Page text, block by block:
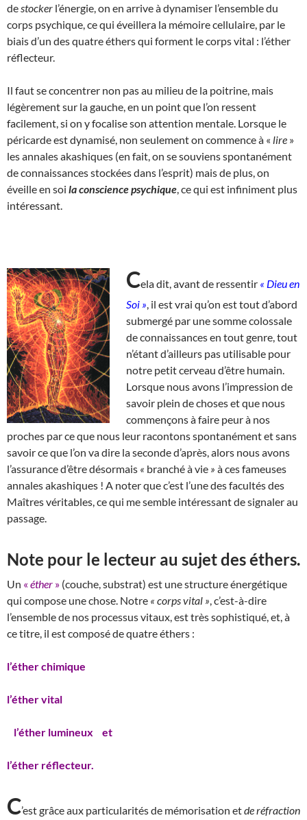
de stocker l’énergie, on en arrive à dynamiser l’ensemble du
corps psychique, ce qui éveillera la mémoire cellulaire, par le
biais d’un des quatre éthers qui forment le corps vital : l’éther
réflecteur.
Il faut se concentrer non pas au milieu de la poitrine, mais
légèrement sur la gauche, en un point que l’on ressent
facilement, si on y focalise son attention mentale. Lorsque le
péricarde est dynamisé, non seulement on commence à « lire »
les annales akashiques (en fait, on se souviens spontanément
de connaissances stockées dans l’esprit) mais de plus, on
éveille en soi la conscience psychique , ce qui est infiniment plus
intéressant.
Cela dit , avant de ressentir « Dieu en
Soi » , il est vrai qu’on est tout d’abord
submergé par une somme colossale
de connaissances en tout genre, tout
n’étant d’ailleurs pas utilisable pour
notre petit cerveau d’être humain.
Lorsque nous avons l’impression de
savoir plein de choses et que nous
commençons à faire peur à nos
proches par ce que nous leur racontons spontanément et sans
savoir ce que l’on va dire la seconde d’après, alors nous avons
l’assurance d’être désormais « branché à vie » à ces fameuses
annales akashiques ! A noter que c’est l’une des facultés des
Maîtres véritables, ce qui me semble intéressant de signaler au
passage.
Note pour le lecteur au sujet des éthers.
Un « éther » (couche, substrat) est une structure énergétique
qui compose une chose. Notre « corps vital » , c’est-à-dire
l’ensemble de nos processus vitaux, est très sophistiqué, et, à
ce titre, il est composé de quatre éthers :
l’éther chimique
l’éther vital
l’éther lumineux et
l’éther réflecteur.
C’est grâce aux particularités de mémorisation etde réfraction